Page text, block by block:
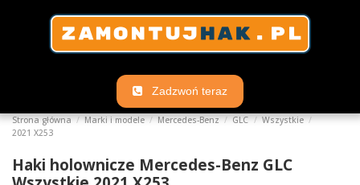
Zadzwoń teraz
Strona główna Marki i modele Mercedes-Benz GLC
Wszystkie
2021 X253
Haki holownicze Mercedes-Benz GLC